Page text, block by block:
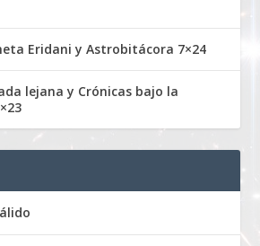
Eridani y Astrobitácora 7×24
lejana y Crónicas bajo la